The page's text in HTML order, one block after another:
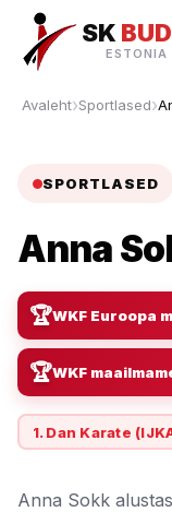
SK
ESTONIA
Avaleht Sportlased
SPORTLASED
Anna
🏆WKF Euroopa
🏆WKF
1. Dan Karate
Anna Sokk